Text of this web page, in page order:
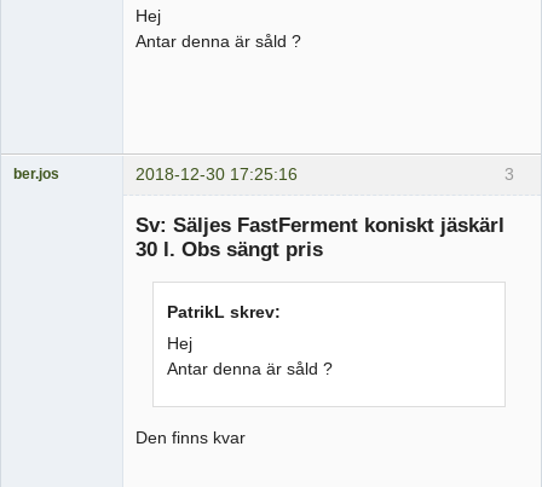
Hej
Antar denna är såld ?
3
ber.jos 2018-12-30 17:25:16
Sv: Säljes FastFerment koniskt jäskärl
30 l. Obs sängt pris
PatrikL skrev:
Hej
Antar denna är såld ?
Den finns kvar